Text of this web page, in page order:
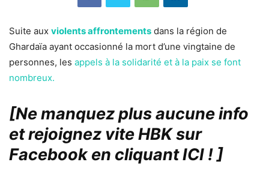
Suite aux violents affrontements dans la région de
Ghardaïa ayant occasionné la mort d’une vingtaine de
personnes, les appels à la solidarité et à la paix se font
nombreux.
[Ne manquez plus aucune info
et rejoignez vite HBK sur
Facebook en cliquant ICI ! ]